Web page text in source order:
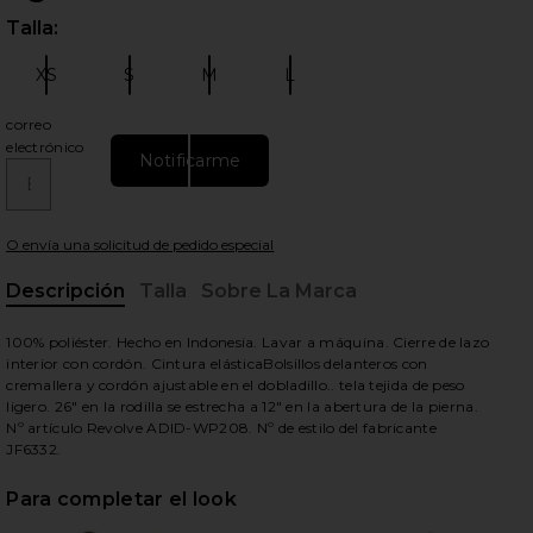
diapositivas
Talla:
XS S M L
correo
electrónico
Notificarme
O envía una solicitud de pedido especial
Descripción
Talla Sobre La Marca
100% poliéster. Hecho en Indonesia. Lavar a máquina. Cierre de lazo
interior con cordón. Cintura elásticaBolsillos delanteros con
cremallera y cordón ajustable en el dobladillo.. tela tejida de peso
ligero. 26" en la rodilla se estrecha a 12" en la abertura de la pierna.
Nº artículo Revolve ADID-WP208. Nº de estilo del fabricante
JF6332.
Para completar el look